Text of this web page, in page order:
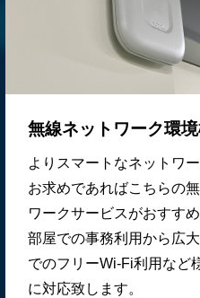
無線ネットワーク環
よりスマートなネットワ
お求めであればこちらの
ワークサービスがおすす
部屋での事務利用から広
でのフリーWi-Fi利用など
に対応致します。